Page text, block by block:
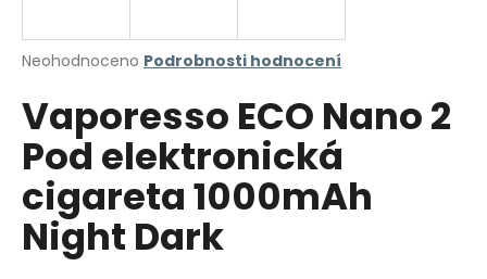
Průměrné
produktu
je
0,0
5
hvězdiček.
Neohodnoceno Podrobnosti hodnocení
Vaporesso ECO Nano 2
Pod elektronická
cigareta 1000mAh
Night Dark
j
t
?
HLEDAT